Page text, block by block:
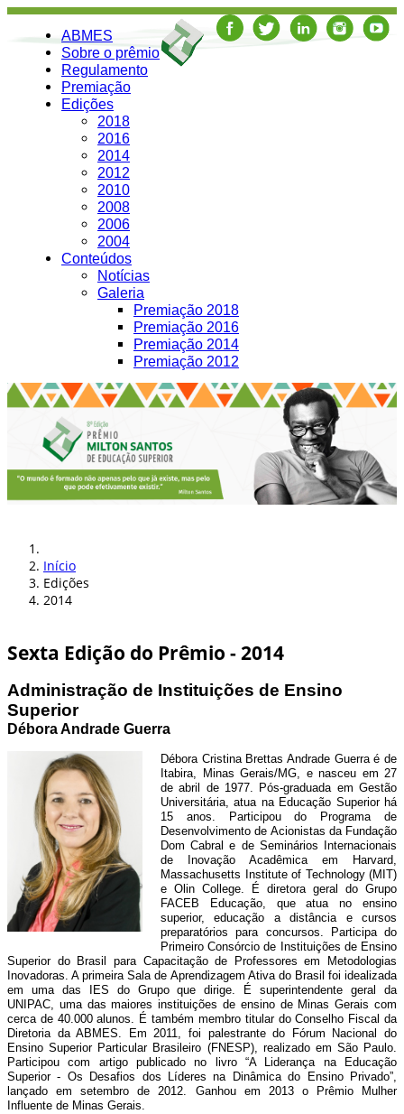
ABMES
Sobre o prêmio
Regulamento
Premiação
Edições
2018
2016
2014
2012
2010
2008
2006
2004
Conteúdos
Notícias
Galeria
Premiação 2018
Premiação 2016
Premiação 2014
Premiação 2012
Início
Edições
2014
Sexta Edição do Prêmio - 2014
Administração de Instituições de Ensino
Superior
Débora Andrade Guerra
Débora Cristina Brettas Andrade Guerra é de
Itabira, Minas Gerais/MG, e nasceu em 27
de abril de 1977. Pós-graduada em Gestão
Universitária, atua na Educação Superior há
15 anos. Participou do Programa de
Desenvolvimento de Acionistas da Fundação
Dom Cabral e de Seminários Internacionais
de Inovação Acadêmica em Harvard,
Massachusetts Institute of Technology (MIT)
e Olin College. É diretora geral do Grupo
FACEB Educação, que atua no ensino
superior, educação a distância e cursos
preparatórios para concursos. Participa do
Primeiro Consórcio de Instituições de Ensino
Superior do Brasil para Capacitação de Professores em Metodologias
Inovadoras. A primeira Sala de Aprendizagem Ativa do Brasil foi idealizada
em uma das IES do Grupo que dirige. É superintendente geral da
UNIPAC, uma das maiores instituições de ensino de Minas Gerais com
cerca de 40.000 alunos. É também membro titular do Conselho Fiscal da
Diretoria da ABMES. Em 2011, foi palestrante do Fórum Nacional do
Ensino Superior Particular Brasileiro (FNESP), realizado em São Paulo.
Participou com artigo publicado no livro “A Liderança na Educação
Superior - Os Desafios dos Líderes na Dinâmica do Ensino Privado”,
lançado em setembro de 2012. Ganhou em 2013 o Prêmio Mulher
Influente de Minas Gerais.